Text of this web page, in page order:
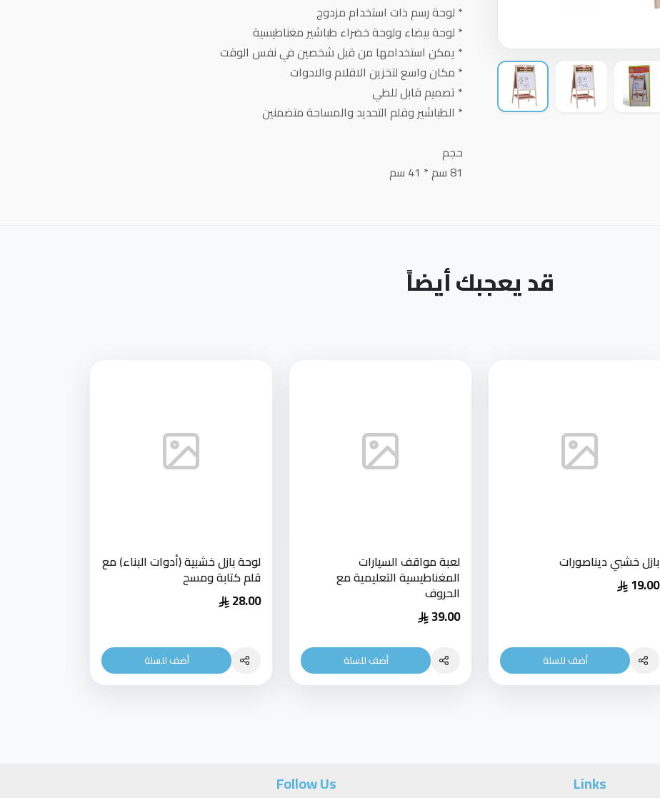
* لوحة رسم ذات استخدام مزدوج
* لوحة بيضاء ولوحة خضراء طباشير مغناطيسية
* يمكن استخدامها من قبل شخصين في نفس الوقت
* مكان واسع لتخزين الاقلام والادوات
* تصميم قابل للطي
* الطباشير وقلم التحديد والمساحة متضمنين
حجم
81 سم * 41 سم
قد يعجبك أيضاً
بازل خشبي ديناصورات
19.00
أضف للسلة
لعبة مواقف السيارات
المغناطيسية التعليمية مع
الحروف
39.00
أضف للسلة
لوحة بازل خشبية (أدوات البناء) مع
قلم كتابة ومسح
28.00
أضف للسلة
Links
Follow Us